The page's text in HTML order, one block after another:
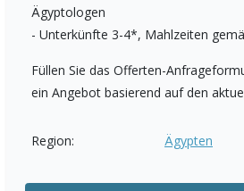
Ägyptologen
- Unterkünfte 3-4*, Mahlzeiten
Füllen Sie das Offerten-
ein Angebot basierend auf den
Region: Ägypten